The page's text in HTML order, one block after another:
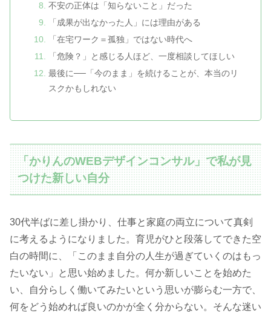
不安の正体は「知らないこと」だった
「成果が出なかった人」には理由がある
「在宅ワーク＝孤独」ではない時代へ
「危険？」と感じる人ほど、一度相談してほしい
最後に──「今のまま」を続けることが、本当のリ
スクかもしれない
「かりんのWEBデザインコンサル」で私が見
つけた新しい自分
30代半ばに差し掛かり、仕事と家庭の両立について真剣
に考えるようになりました。育児がひと段落してできた空
白の時間に、「このまま自分の人生が過ぎていくのはもっ
たいない」と思い始めました。何か新しいことを始めた
い、自分らしく働いてみたいという思いが膨らむ一方で、
何をどう始めれば良いのかが全く分からない。そんな迷い